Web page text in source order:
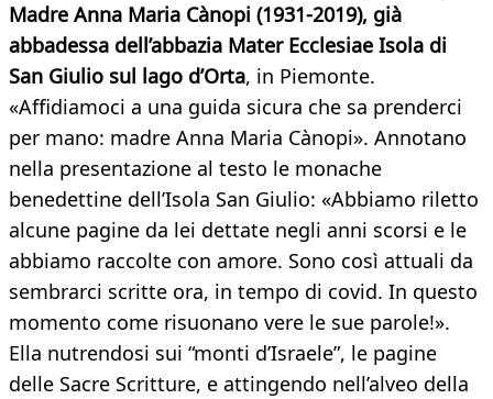
Madre Anna Maria Cànopi (1931-2019), già
abbadessa dell’abbazia Mater Ecclesiae Isola di
San Giulio sul lago d’Orta, in Piemonte.
«Affidiamoci a una guida sicura che sa prenderci
per mano: madre Anna Maria Cànopi». Annotano
nella presentazione al testo le monache
benedettine dell’Isola San Giulio: «Abbiamo riletto
alcune pagine da lei dettate negli anni scorsi e le
abbiamo raccolte con amore. Sono così attuali da
sembrarci scritte ora, in tempo di covid. In questo
momento come risuonano vere le sue parole!».
Ella nutrendosi sui “monti d’Israele”, le pagine
delle Sacre Scritture, e attingendo nell’alveo della